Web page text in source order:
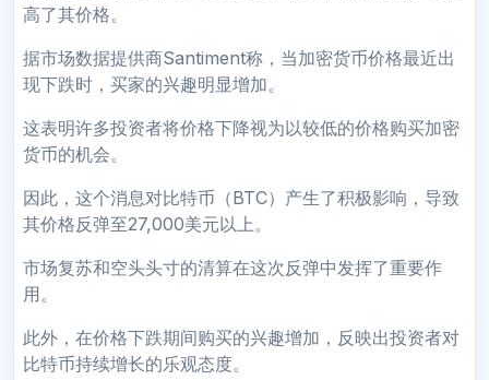
高了其价格。
据市场数据提供商Santiment称，当加密货币价格最近出
现下跌时，买家的兴趣明显增加。
这表明许多投资者将价格下降视为以较低的价格购买加密
货币的机会。
因此，这个消息对比特币（BTC）产生了积极影响，导致
其价格反弹至27,000美元以上。
市场复苏和空头头寸的清算在这次反弹中发挥了重要作
用。
此外，在价格下跌期间购买的兴趣增加，反映出投资者对
比特币持续增长的乐观态度。